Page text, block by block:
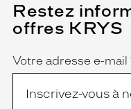
Restez
offres KRYS
Name
Votre adresse e-mail
(Ce
champ
est
obligatoire)